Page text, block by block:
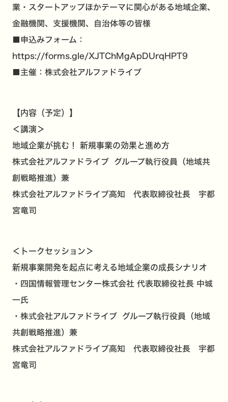
業・スタートアップほかテーマに関心がある地域企業、
金融機関、支援機関、自治体等の皆様
■申込みフォーム：
https://forms.gle/XJTChMgApDUrqHPT9
■主催：株式会社アルファドライブ
【内容（予定）】
＜講演＞
地域企業が挑む！ 新規事業の効果と進め方
株式会社アルファドライブ グループ執行役員（地域共
創戦略推進）兼
株式会社アルファドライブ高知 代表取締役社長 宇都
宮竜司
＜トークセッション＞
新規事業開発を起点に考える地域企業の成長シナリオ
・四国情報管理センター株式会社 代表取締役社長 中城
一氏
・株式会社アルファドライブ グループ執行役員（地域
共創戦略推進）兼
株式会社アルファドライブ高知 代表取締役社長 宇都
宮竜司